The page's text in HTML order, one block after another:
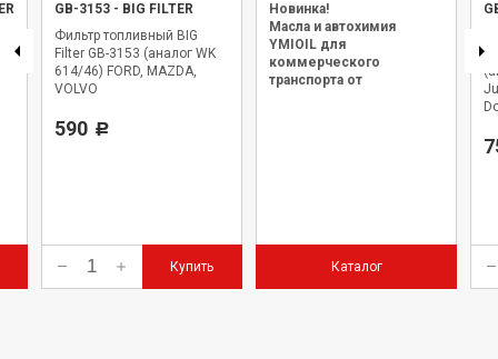
GB-3153 - BIG FILTER
Фильтр топливный BIG
Filter GB-3153 (аналог WK
614/46) FORD, MAZDA,
VOLVO
590 Р
Купить
Новинка!
Масла и автохимия
YMIOIL для
коммерческого
транспорта от
Каталог